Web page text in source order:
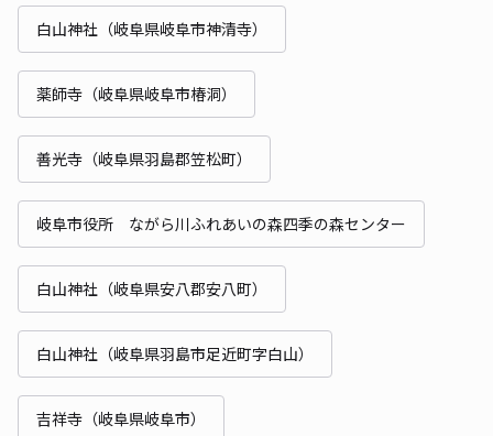
白山神社（岐阜県岐阜市神清寺）
薬師寺（岐阜県岐阜市椿洞）
善光寺（岐阜県羽島郡笠松町）
岐阜市役所 ながら川ふれあいの森四季の森センター
白山神社（岐阜県安八郡安八町）
白山神社（岐阜県羽島市足近町字白山）
吉祥寺（岐阜県岐阜市）